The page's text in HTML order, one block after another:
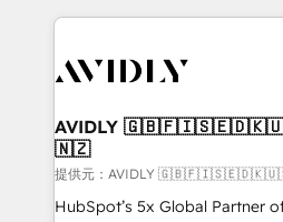
digital agency and an
CRM and webdesign (We focus
AVIDLY
🇳🇿
提供元：AVIDLY
HubSpot’s 5x Global Partner